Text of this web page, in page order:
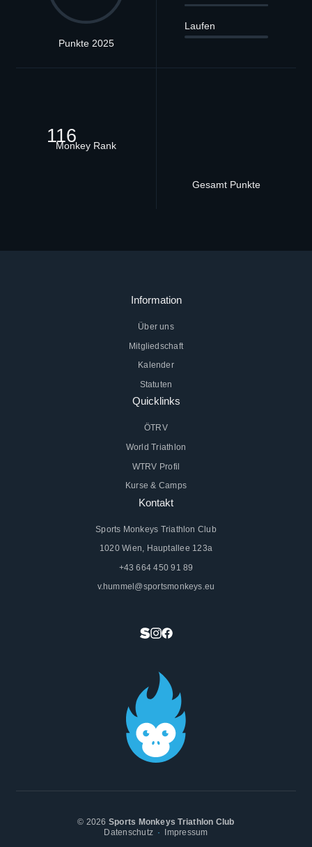
Punkte 2025
Laufen
116
Monkey Rank
Gesamt Punkte
Information
Über uns
Mitgliedschaft
Kalender
Statuten
Quicklinks
ÖTRV
World Triathlon
WTRV Profil
Kurse & Camps
Kontakt
Sports Monkeys Triathlon Club
1020 Wien, Hauptallee 123a
+43 664 450 91 89
v.hummel@sportsmonkeys.eu
© 2026 Sports Monkeys Triathlon Club
Datenschutz
Impressum